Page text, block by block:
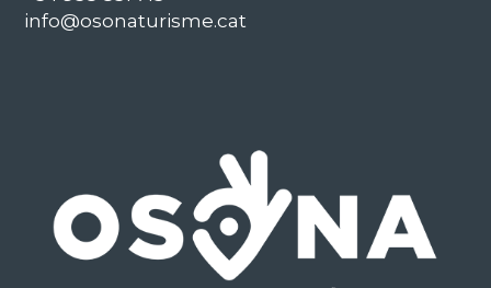
info@osonaturisme.cat